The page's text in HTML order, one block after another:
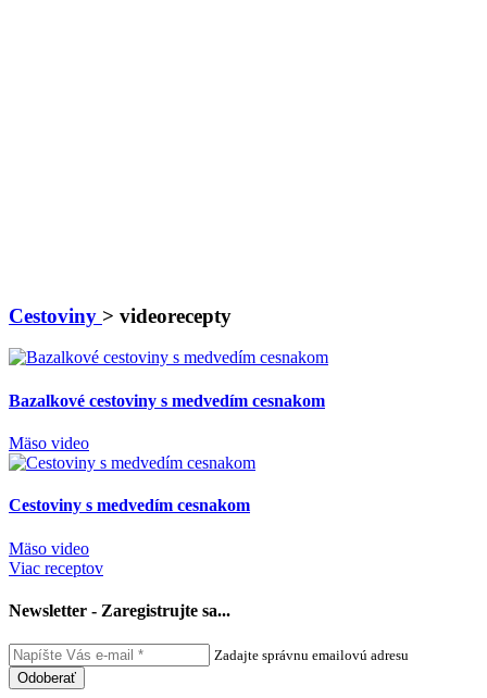
Cestoviny > videorecepty
Bazalkové cestoviny s medvedím cesnakom
Mäso video
Cestoviny s medvedím cesnakom
Mäso video
Viac receptov
Newsletter - Zaregistrujte sa...
Zadajte správnu emailovú adresu
Odoberať